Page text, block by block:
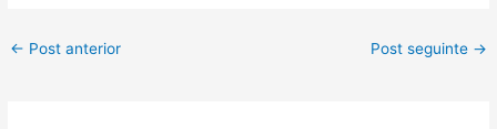
← Post anterior Post seguinte →